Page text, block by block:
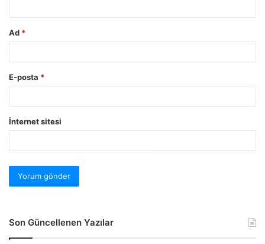
Ad *
E-posta *
İnternet sitesi
Son Güncellenen Yazılar